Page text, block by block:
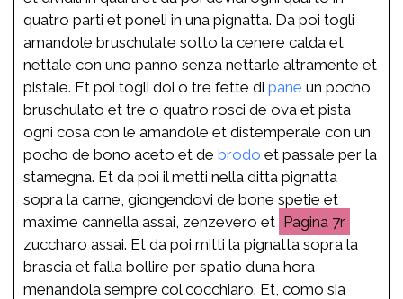
quatro parti et poneli in una pignatta. Da poi togli
amandole bruschulate sotto la cenere calda et
nettale con uno panno senza nettarle altramente et
pistale. Et poi togli doi o tre fette di pane un pocho
bruschulato et tre o quatro rosci de ova et pista
ogni cosa con le amandole et distemperale con un
pocho de bono aceto et de brodo et passale per la
stamegna. Et da poi il metti nella ditta pignatta
sopra la carne, giongendovi de bone spetie et
maxime cannella assai, zenzevero et
7r
zuccharo assai. Et da poi mitti la pignatta sopra la
brascia et falla bollire per spatio d’una hora
menandola sempre col cocchiaro. Et, como sia